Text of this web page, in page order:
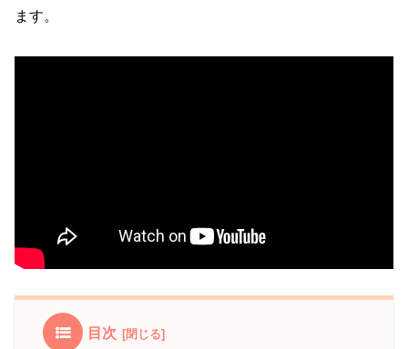
ます。
目次